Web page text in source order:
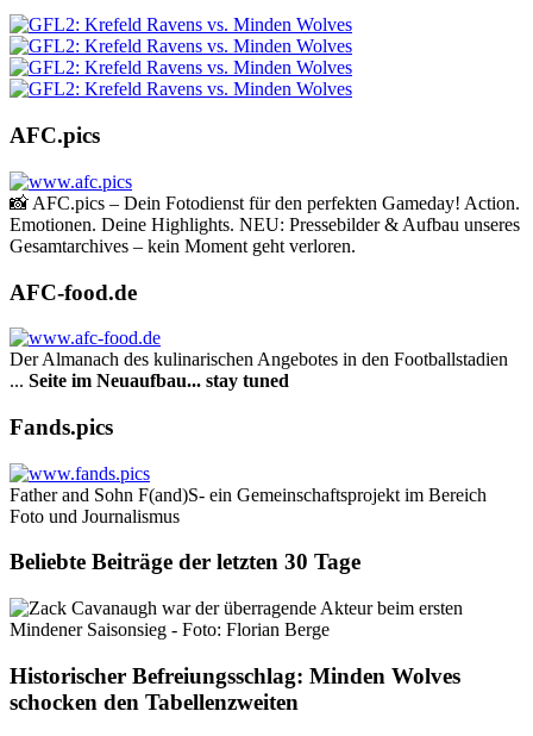
AFC.pics
📸 AFC.pics – Dein Fotodienst für den perfekten Gameday! Action.
Emotionen. Deine Highlights. NEU: Pressebilder & Aufbau unseres
Gesamtarchives – kein Moment geht verloren.
AFC-food.de
Der Almanach des ku­li­na­rischen Angebotes in den Footballstadien
... Seite im Neuaufbau... stay tuned
Fands.pics
Father and Sohn F(and)S- ein Gemeinschaftsprojekt im Bereich
Foto und Journalismus
Beliebte Beiträge der letzten 30 Tage
Historischer Befreiungsschlag: Minden Wolves
schocken den Tabellenzweiten